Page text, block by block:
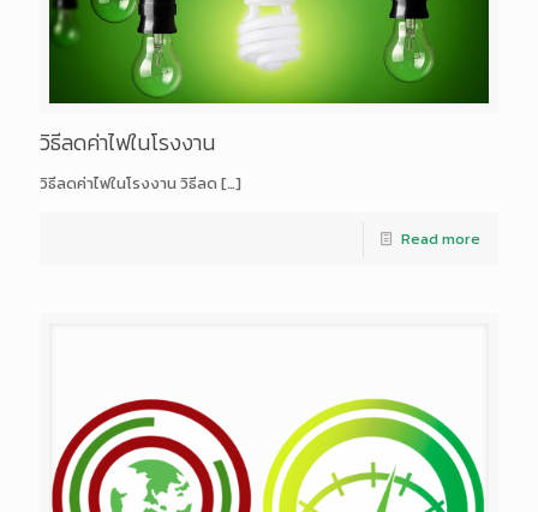
วิธีลดค่าไฟในโรงงาน
วิธีลดค่าไฟในโรงงาน วิธีลด […]
Read more